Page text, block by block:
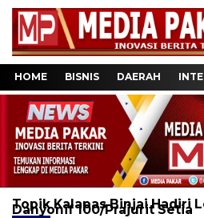
HOME BISNIS DAERAH
Topik Kalapas Binjai Hadiri
Danyonif 100/Prajurit Setia